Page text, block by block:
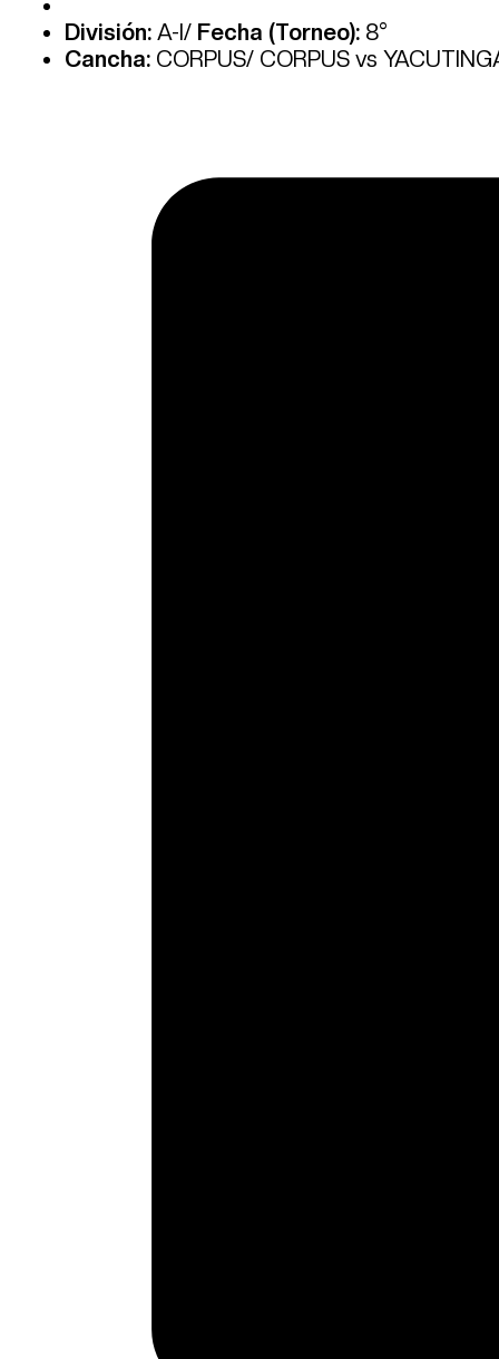
División: A-I/ Fecha (Torneo): 8°
Cancha: CORPUS/ CORPUS vs